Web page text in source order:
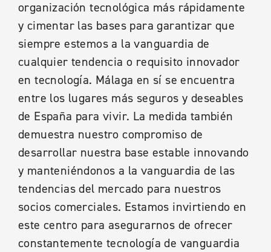
organización tecnológica más rápidamente
y cimentar las bases para garantizar que
siempre estemos a la vanguardia de
cualquier tendencia o requisito innovador
en tecnología. Málaga en sí se encuentra
entre los lugares más seguros y deseables
de España para vivir. La medida también
demuestra nuestro compromiso de
desarrollar nuestra base estable innovando
y manteniéndonos a la vanguardia de las
tendencias del mercado para nuestros
socios comerciales. Estamos invirtiendo en
este centro para asegurarnos de ofrecer
constantemente tecnología de vanguardia